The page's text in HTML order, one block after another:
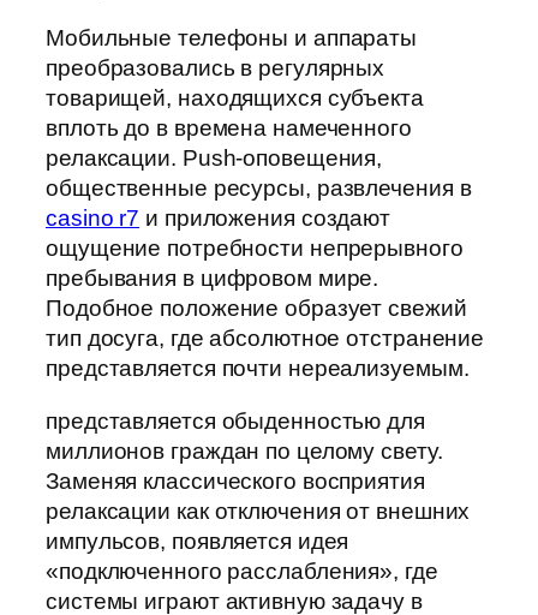
Мобильные телефоны и аппараты
преобразовались в регулярных
товарищей, находящихся субъекта
вплоть до в времена намеченного
релаксации. Push-оповещения,
общественные ресурсы, развлечения в
casino r7 и приложения создают
ощущение потребности непрерывного
пребывания в цифровом мире.
Подобное положение образует свежий
тип досуга, где абсолютное отстранение
представляется почти нереализуемым.
представляется обыденностью для
миллионов граждан по целому свету.
Заменяя классического восприятия
релаксации как отключения от внешних
импульсов, появляется идея
«подключенного расслабления», где
системы играют активную задачу в